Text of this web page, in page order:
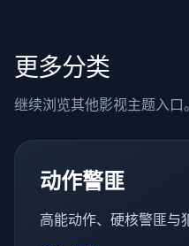
更多分类
继续浏览其他影视主题入口。
动作警匪
高能动作、硬核警匪与